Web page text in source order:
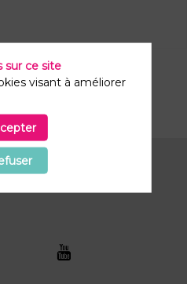
sur ce site
visant à améliorer